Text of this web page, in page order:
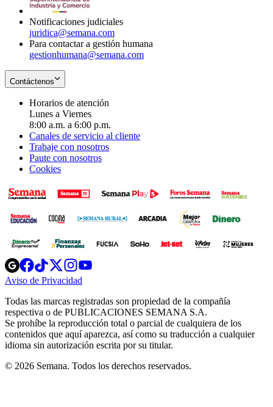
Notificaciones judiciales
juridica@semana.com
Para contactar a gestión humana
gestionhumana@semana.com
Contáctenos
Horarios de atención
Lunes a Viernes
8:00 a.m. a 6:00 p.m.
Canales de servicio al cliente
Trabaje con nosotros
Paute con nosotros
Cookies
Opens
in
new
Opens
in
new
Opens
in
new
window
Opens
new
windowwindow
Aviso de Privacidad
new
window
Todas las marcas registradas son propiedad de la compañía
respectiva o de PUBLICACIONES SEMANA S.A.
Se prohíbe la reproducción total o parcial de cualquiera de los
contenidos que aquí aparezca, así como su traducción a cualquier
idioma sin autorización escrita por su titular.
© 2026 Semana. Todos los derechos reservados.